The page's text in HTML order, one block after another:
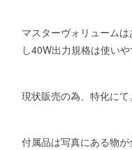
マスターヴォリューム
し40W出力規格は使いや
現状販売の為、特化にて。
付属品は写真にある物が